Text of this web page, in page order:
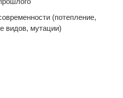
(потепление,
видов, мутации)